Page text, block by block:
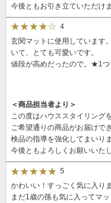
今後ともお引き立ていただけ
4
玄関マットに使用しています
いて、とても可愛いです。
値段が高めだったので。★1つ
＜商品担当者より＞
この度はハウススタイリング
ご希望通りの商品がお届けで
検品の指導を強化してまいりま
今後ともよろしくお願いいたし
5
かわいい！すっごく気に入りま
まだ1歳の孫も気に入ってマ